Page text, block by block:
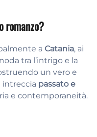
romanzo?
a Catania, ai
tra l’intrigo e la
un vero e
intreccia passato e
e contemporaneità.